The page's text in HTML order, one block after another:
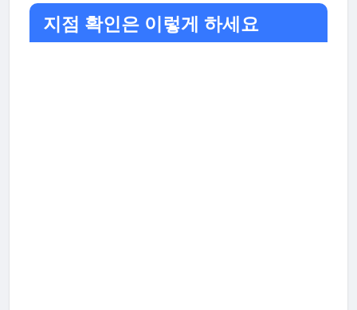
지점 확인은 이렇게 하세요